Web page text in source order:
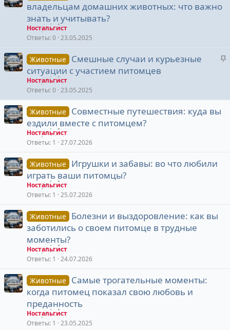
л
владельцам домашних животных: что важно
знать и учитывать?
Ностальгист
Ответы 0 23.05.2025
З
е
Животные
Смешные случаи и курьезные
ситуации с участием питомцев
Ностальгист
Ответы 0 23.05.2025
Животные
Совместные путешествия: куда вы
ездили вместе с питомцем?
Ностальгист
Ответы 1 27.07.2026
Животные
Игрушки и забавы: во что любили
играть ваши питомцы?
Ностальгист
Ответы 1 25.07.2026
Животные
Болезни и выздоровление: как вы
заботились о своем питомце в трудные
моменты?
Ностальгист
Ответы 1 24.07.2026
Животные
Самые трогательные моменты:
когда питомец показал свою любовь и
преданность
Ностальгист
Ответы 1 23.05.2025